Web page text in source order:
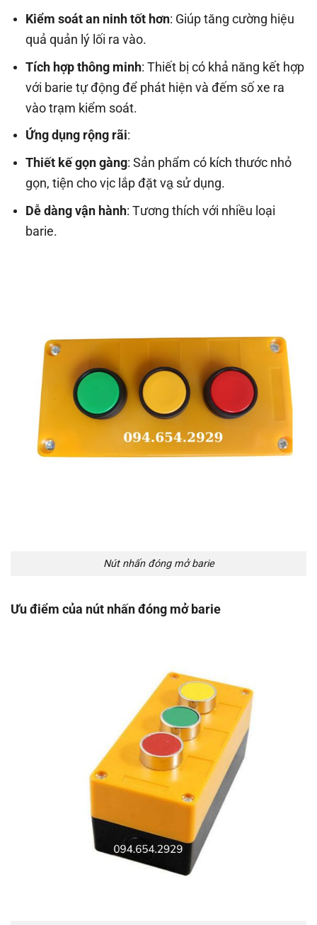
Kiểm soát an ninh tốt hơn: Giúp tăng cường hiệu
quả quản lý lối ra vào.
Tích hợp thông minh: Thiết bị có khả năng kết hợp
với barie tự động để phát hiện và đếm số xe ra
vào trạm kiểm soát.
Ứng dụng rộng rãi:
Thiết kế gọn gàng: Sản phẩm có kích thước nhỏ
gọn, tiện cho vịc lắp đặt va̠ sử dụng.
Dễ dàng vận hành: Tương thích với nhiều loại
barie.
Nút nhấn đóng mở barie
Ưu điểm của nút nhấn đóng mở barie